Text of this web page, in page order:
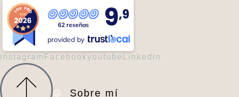
62 reseñas 9,9
provided by
instagram Facebookyoutube Linkedin
Sobre mí